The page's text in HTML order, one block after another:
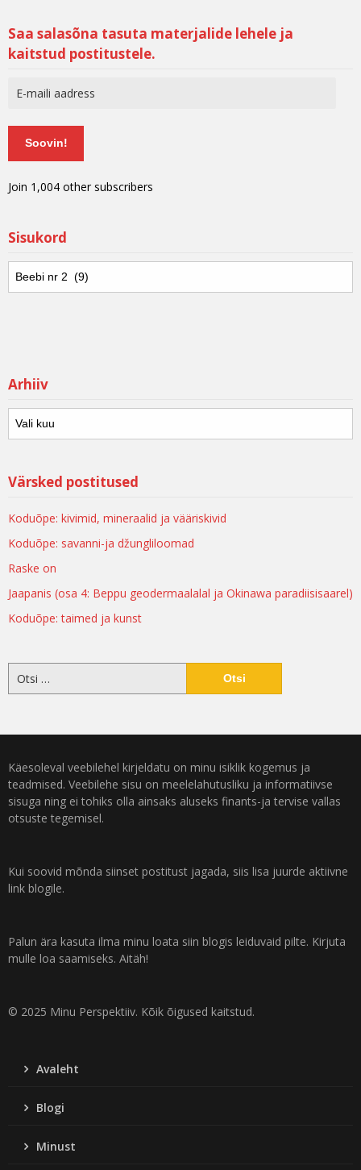
Saa salasõna tasuta materjalide lehele ja
kaitstud postitustele.
Soovin!
Join 1,004 other subscribers
Sisukord
Arhiiv
Värsked postitused
Koduõpe: kivimid, mineraalid ja vääriskivid
Koduõpe: savanni-ja džungliloomad
Raske on
Jaapanis (osa 4: Beppu geodermaalalal ja Okinawa paradiisisaarel)
Koduõpe: taimed ja kunst
Käesoleval veebilehel kirjeldatu on minu isiklik kogemus ja
teadmised. Veebilehe sisu on meelelahutusliku ja informatiivse
sisuga ning ei tohiks olla ainsaks aluseks finants-ja tervise vallas
otsuste tegemisel.
Kui soovid mõnda siinset postitust jagada, siis lisa juurde aktiivne
link blogile.
Palun ära kasuta ilma minu loata siin blogis leiduvaid pilte. Kirjuta
mulle loa saamiseks. Aitäh!
© 2025 Minu Perspektiiv. Kõik õigused kaitstud.
Avaleht
Blogi
Minust